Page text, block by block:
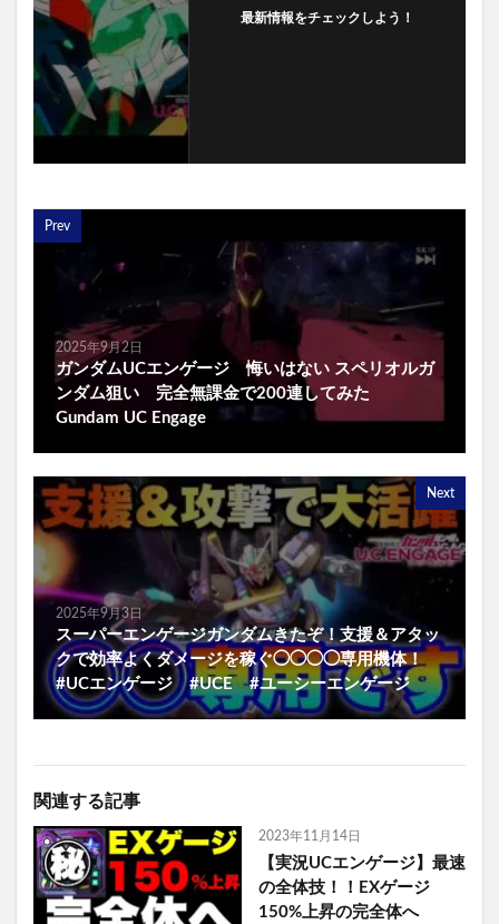
最新情報をチェックしよう！
Prev
2025年9月2日
ガンダムUCエンゲージ 悔いはない スペリオルガ
ンダム狙い 完全無課金で200連してみた
Gundam UC Engage
Next
2025年9月3日
スーパーエンゲージガンダムきたぞ！支援＆アタッ
クで効率よくダメージを稼ぐ◯◯◯◯専用機体！
#UCエンゲージ #UCE #ユーシーエンゲージ
関連する記事
2023年11月14日
【実況UCエンゲージ】最速
の全体技！！EXゲージ
150%上昇の完全体へ